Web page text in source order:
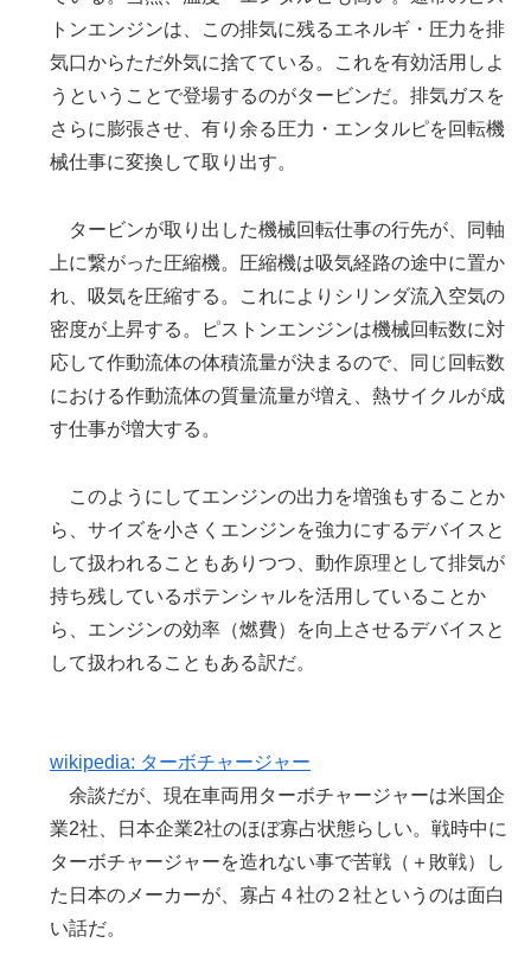
トンエンジンは、この排気に残るエネルギ・圧力を排
気口からただ外気に捨てている。これを有効活用しよ
うということで登場するのがタービンだ。排気ガスを
さらに膨張させ、有り余る圧力・エンタルピを回転機
械仕事に変換して取り出す。
タービンが取り出した機械回転仕事の行先が、同軸
上に繋がった圧縮機。圧縮機は吸気経路の途中に置か
れ、吸気を圧縮する。これによりシリンダ流入空気の
密度が上昇する。ピストンエンジンは機械回転数に対
応して作動流体の体積流量が決まるので、同じ回転数
における作動流体の質量流量が増え、熱サイクルが成
す仕事が増大する。
このようにしてエンジンの出力を増強もすることか
ら、サイズを小さくエンジンを強力にするデバイスと
して扱われることもありつつ、動作原理として排気が
持ち残しているポテンシャルを活用していることか
ら、エンジンの効率（燃費）を向上させるデバイスと
して扱われることもある訳だ。
wikipedia: ターボチャージャー
余談だが、現在車両用ターボチャージャーは米国企
業2社、日本企業2社のほぼ寡占状態らしい。戦時中に
ターボチャージャーを造れない事で苦戦（＋敗戦）し
た日本のメーカーが、寡占４社の２社というのは面白
い話だ。